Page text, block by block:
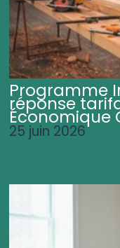
Programme
réponse
25 juin 2026